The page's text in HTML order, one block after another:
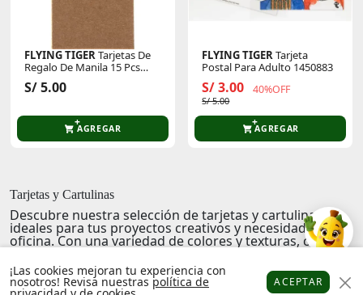
FLYING TIGERTarjetas De
Regalo De Manila 15 Pcs
1450042
S/ 5.00
AGREGAR
FLYING TIGERTarjeta
Postal Para Adulto 1450883
S/ 3.00 40%OFF
S/ 5.00
AGREGAR
Tarjetas y Cartulinas
Descubre nuestra selección detarjetas y cartulinas,
ideales para tus proyectos creativos y necesidades de
oficina. Con una variedad de colores y texturas, cada
hoja cuenta con una calidad excepcional para
impresiones duraderas y vibrantes.
¡Las cookies mejoran tu experiencia con
nosotros! Revisa nuestras política de ACEPTAR